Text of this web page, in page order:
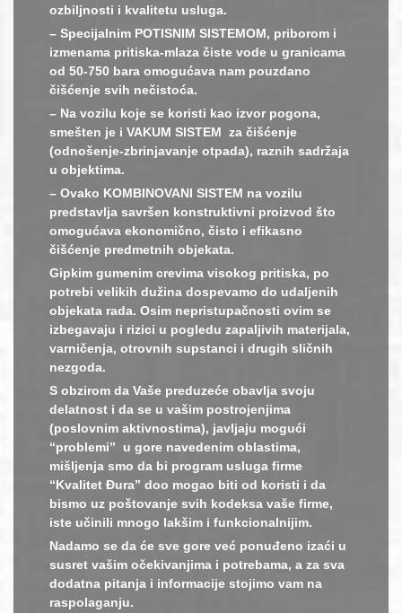
ozbiljnosti i kvalitetu usluga.
– Specijalnim POTISNIM SISTEMOM, priborom i
izmenama pritiska-mlaza čiste vode u granicama
od 50-750 bara omogućava nam pouzdano
čišćenje svih nečistoća.
– Na vozilu koje se koristi kao izvor pogona,
smešten je i VAKUM SISTEM za čišćenje
(odnošenje-zbrinjavanje otpada), raznih sadržaja
u objektima.
– Ovako KOMBINOVANI SISTEM na vozilu
predstavlja savršen konstruktivni proizvod što
omogućava ekonomično, čisto i efikasno
čišćenje predmetnih objekata.
Gipkim gumenim crevima visokog pritiska, po
potrebi velikih dužina dospevamo do udaljenih
objekata rada. Osim nepristupačnosti ovim se
izbegavaju i rizici u pogledu zapaljivih materijala,
varničenja, otrovnih supstanci i drugih sličnih
nezgoda.
S obzirom da Vaše preduzeće obavlja svoju
delatnost i da se u vašim postrojenjima
(poslovnim aktivnostima), javljaju mogući
“problemi” u gore navedenim oblastima,
mišljenja smo da bi program usluga firme
“Kvalitet Đura” doo mogao biti od koristi i da
bismo uz poštovanje svih kodeksa vaše firme,
iste učinili mnogo lakšim i funkcionalnijim.
Nadamo se da će sve gore već ponuđeno izaći u
susret vašim očekivanjima i potrebama, a za sva
dodatna pitanja i informacije stojimo vam na
raspolaganju.